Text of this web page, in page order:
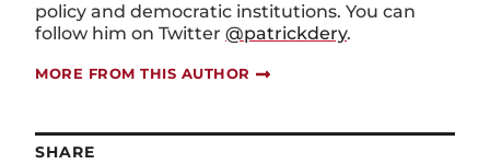
policy and democratic institutions. You can
follow him on Twitter @patrickdery.
MORE FROM THIS AUTHOR
SHARE